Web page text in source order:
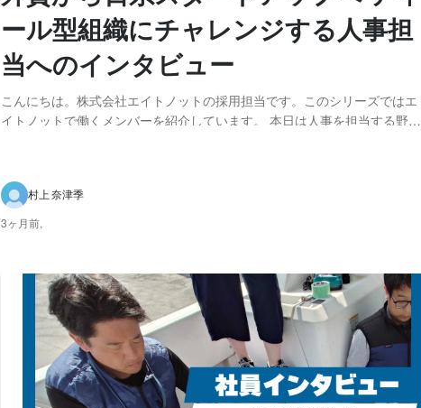
ール型組織にチャレンジする人事担
当へのインタビュー
こんにちは。株式会社エイトノットの採用担当です。このシリーズではエ
イトノットで働くメンバーを紹介しています。 本日は人事を担当する野澤
す。 人事は組織造りがメインで、評価も含...
村上 奈津季
3ヶ月前,